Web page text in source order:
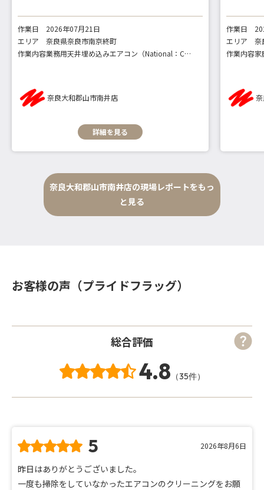
作業日
2026年07月21日
エリア
奈良県奈良市南京終町
作業内容
業務用天井埋め込みエアコン（National：CS-P40UD）
奈良大和郡山市南井店
詳細を見る
作業日
エリア
奈
作業内容
奈良大和郡山市南井店の現場レポートをもっ
と見る
お客様の声（プライドフラッグ）
総合評価
4.8 （35件）
5 2026年8月6日
昨日はありがとうございました。
一度も掃除をしていなかったエアコンのクリーニングをお願